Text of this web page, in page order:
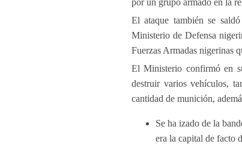
por un grupo armado en la
El ataque también se
Ministerio de Defensa
Fuerzas Armadas nigerinas
El Ministerio confirmó en
destruir varios vehículos,
cantidad de munición,
Se ha izado de la
era la capital de facto